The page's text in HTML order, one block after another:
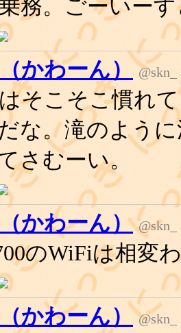
務。ごーいー
かわーん）
@skn_
そこそこ慣れ
な。滝のよう
さむーい。
かわーん） @skn_
のWiFiは相変
かわーん） @skn_